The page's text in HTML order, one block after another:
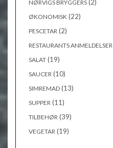
NØRVIGS BRYGGERS (2)
ØKONOMISK (22)
PESCETAR (2)
RESTAURANTS ANMELDELSER
SALAT (19)
SAUCER (10)
SIMREMAD (13)
SUPPER (11)
TILBEHØR (39)
VEGETAR (19)